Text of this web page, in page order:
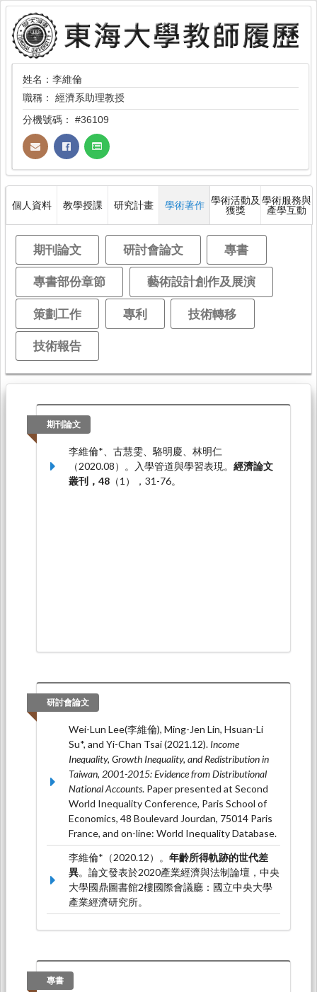
姓名：李維倫
職稱： 經濟系助理教授
分機號碼： #36109
個人資料 教學授課 研究計畫 學術著作 學術活動及
獲獎
學術服務與
產學互動
期刊論文 研討會論文 專書
專書部份章節 藝術設計創作及展演
策劃工作 專利 技術轉移
技術報告
期刊論文
李維倫*、古慧雯、駱明慶、林明仁
（2020.08）。入學管道與學習表現。 經濟論文
叢刊，48 （1），31-76。
研討會論文
Wei-Lun Lee(李維倫), Ming-Jen Lin, Hsuan-Li
Su*, and Yi-Chan Tsai (2021.12). Income
Inequality, Growth Inequality, and Redistribution in
Taiwan, 2001-2015: Evidence from Distributional
National Accounts. Paper presented at Second
World Inequality Conference, Paris School of
Economics, 48 Boulevard Jourdan, 75014 Paris
France, and on-line: World Inequality Database.
李維倫*（2020.12）。 年齡所得軌跡的世代差
異。論文發表於2020產業經濟與法制論壇，中央
大學國鼎圖書館2樓國際會議廳：國立中央大學
產業經濟研究所。
Taiwan, 2001-2015: Evidence from Distributional
National Account
專書